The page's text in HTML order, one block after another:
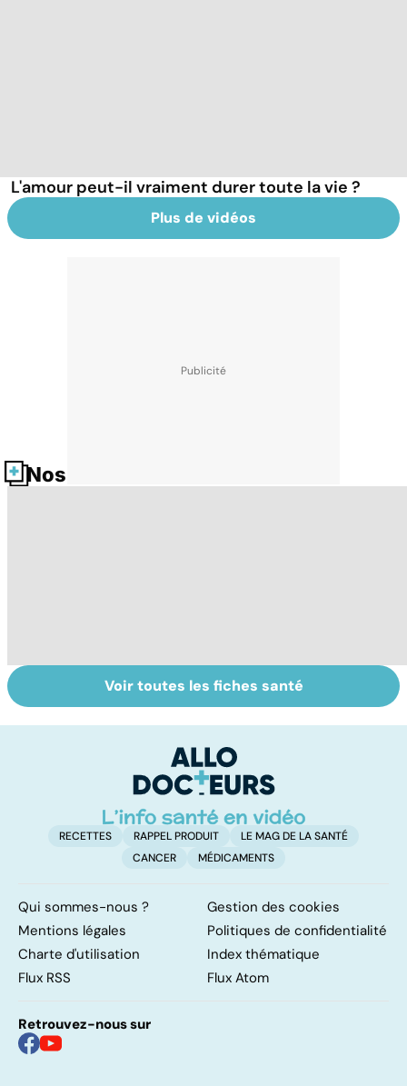
L'amour peut-il vraiment durer toute la vie ?
Plus de vidéos
Nos fiches santé
Violences
sexuelles :
Bien vivre la
ménopause
Voir toutes les fiches santé
RECETTES RAPPEL PRODUIT
LE MAG DE LA SANTÉ
CANCER
MÉDICAMENTS
Qui sommes-nous ?
Gestion des cookies
Mentions légales
Politiques de confidentialité
Charte d'utilisation
Index thématique
Flux RSS
Flux Atom
Retrouvez-nous sur